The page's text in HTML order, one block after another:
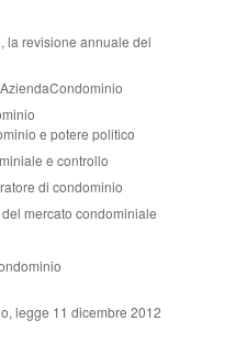
la revisione annuale del
e potere politico
e controllo
di condominio
mercato condominiale
legge 11 dicembre 2012